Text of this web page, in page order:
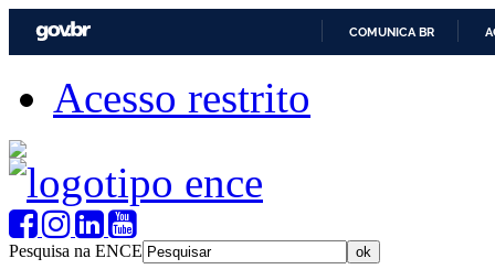
COMUNICA BR
Acesso restrito
Pesquisa na ENCE